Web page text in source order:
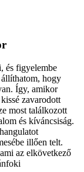
és figyelembe
hogy
Így, amikor
zavarodott
most találkozott
és kíváncsiság.
illően telt.
az elkövetkező